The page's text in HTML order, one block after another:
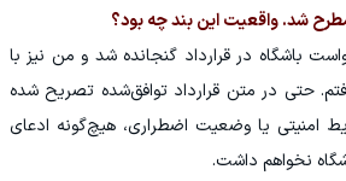
شد. واقعیت این بند چه بود؟
باشگاه در قرارداد گنجانده شد و من نیز با
حتی در متن قرارداد توافق‌شده تصریح شده
امنیتی یا وضعیت اضطراری، هیچ‌گونه ادعای
نخواهم داشت.